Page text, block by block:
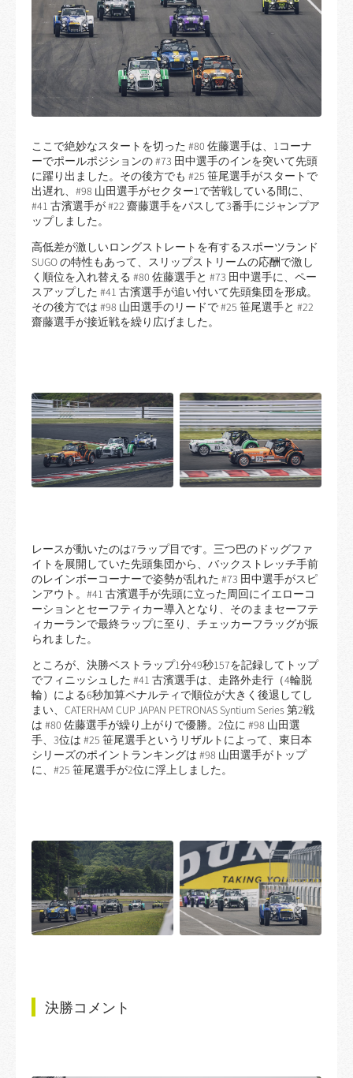
ここで絶妙なスタートを切った #80 佐藤選手は、1コーナ
ーでポールポジションの #73 田中選手のインを突いて先頭
に躍り出ました。その後方でも #25 笹尾選手がスタートで
出遅れ、#98 山田選手がセクター1で苦戦している間に、
#41 古濱選手が #22 齋藤選手をパスして3番手にジャンプア
ップしました。
高低差が激しいロングストレートを有するスポーツランド
SUGO の特性もあって、スリップストリームの応酬で激し
く順位を入れ替える #80 佐藤選手と #73 田中選手に、ペー
スアップした #41 古濱選手が追い付いて先頭集団を形成。
その後方では #98 山田選手のリードで #25 笹尾選手と #22
齋藤選手が接近戦を繰り広げました。
レースが動いたのは7ラップ目です。三つ巴のドッグファ
イトを展開していた先頭集団から、バックストレッチ手前
のレインボーコーナーで姿勢が乱れた #73 田中選手がスピ
ンアウト。#41 古濱選手が先頭に立った周回にイエローコ
ーションとセーフティカー導入となり、そのままセーフテ
ィカーランで最終ラップに至り、チェッカーフラッグが振
られました。
ところが、決勝ベストラップ1分49秒157を記録してトップ
でフィニッシュした #41 古濱選手は、走路外走行（4輪脱
輪）による6秒加算ペナルティで順位が大きく後退してし
まい、CATERHAM CUP JAPAN PETRONAS Syntium Series 第2戦
は #80 佐藤選手が繰り上がりで優勝。2位に #98 山田選
手、3位は #25 笹尾選手というリザルトによって、東日本
シリーズのポイントランキングは #98 山田選手がトップ
に、#25 笹尾選手が2位に浮上しました。
決勝コメント